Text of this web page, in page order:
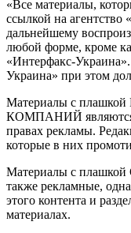
«Все материалы,
ссылкой на
дальнейшему
любой форме, кроме
«Интерфакс-
Украина» при этом
Материалы с
КОМПАНИЙ являются
правах рекламы.
которые в них
Материалы с
также рекламные,
этого контента и
материалах.